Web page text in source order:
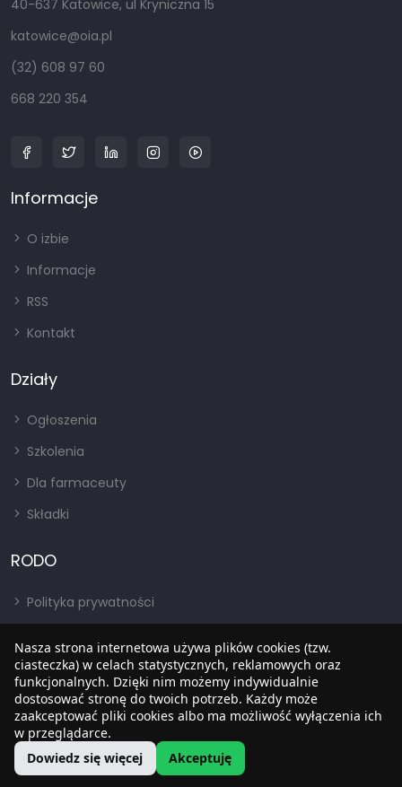
40-637 Katowice, ul Kryniczna 15
katowice@oia.pl
(32) 608 97 60
668 220 354
Informacje
O izbie
Informacje
RSS
Kontakt
Działy
Ogłoszenia
Szkolenia
Dla farmaceuty
Składki
RODO
Polityka prywatności
RODO
BIP
Copyright © 2022 SIA. Wszystkie prawa zastrzezone.
Nasza strona internetowa używa plików cookies (tzw.
ciasteczka) w celach statystycznych, reklamowych oraz
funkcjonalnych. Dzięki nim możemy indywidualnie
dostosować stronę do twoich potrzeb. Każdy może
zaakceptować pliki cookies albo ma możliwość wyłączenia ich
w przeglądarce.
Dowiedz się więcej
Akceptuję